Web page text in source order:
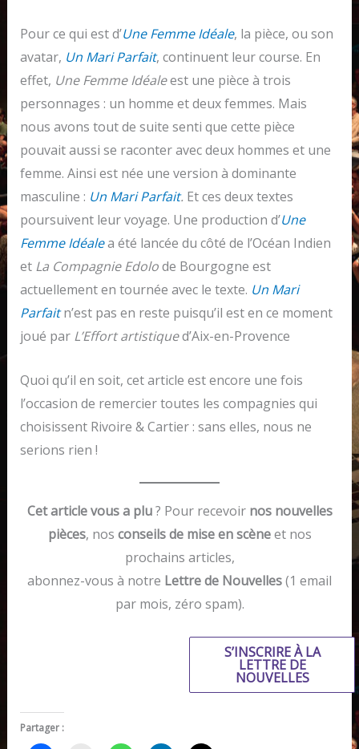
Pour ce qui est d’Une Femme Idéale, la pièce, ou son
avatar, Un Mari Parfait, continuent leur course. En
effet, Une Femme Idéaleest une pièce à trois
personnages : un homme et deux femmes. Mais
nous avons tout de suite senti que cette pièce
pouvait aussi se raconter avec deux hommes et une
femme. Ainsi est née une version à dominante
masculine : Un Mari Parfait. Et ces deux textes
poursuivent leur voyage. Une production d’Une
Femme Idéalea été lancée du côté de l’Océan Indien
et La Compagnie Edolode Bourgogne est
actuellement en tournée avec le texte. Un Mari
Parfait n’est pas en reste puisqu’il est en ce moment
joué par L’Effort artistiqued’Aix-en-Provence
Quoi qu’il en soit, cet article est encore une fois
l’occasion de remercier toutes les compagnies qui
choisissent Rivoire & Cartier : sans elles, nous ne
serions rien !
Cet article vous a plu? Pour recevoir nos nouvelles
pièces, nos conseils de mise en scèneet nos
prochains articles,
abonnez-vous à notre Lettre de Nouvelles(1 email
par mois, zéro spam).
S’INSCRIRE À LA
LETTRE DE
NOUVELLES
Partager :